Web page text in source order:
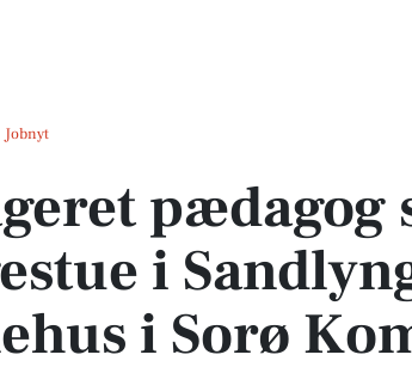
Jobnyt søges til vuggestue i Sandlyng Børnehus i Sorø
pædagog
i
i Sorø